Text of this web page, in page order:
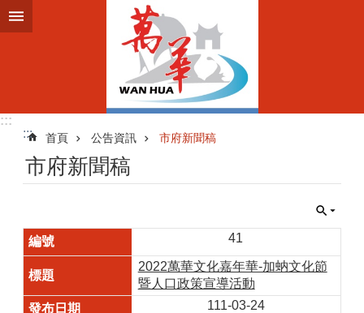
跳到主要內容區塊
:::
:::
首頁 公告資訊 市府新聞稿
市府新聞稿
41
2022萬華文化嘉年華-加蚋文化節
暨人口政策宣導活動
111-03-24